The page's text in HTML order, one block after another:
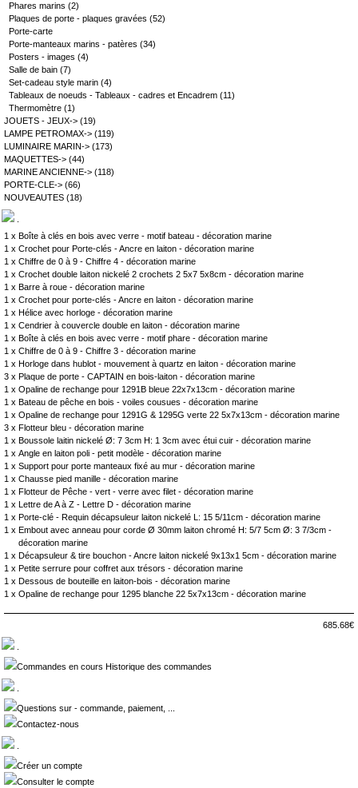
Phares marins (2)
Plaques de porte - plaques gravées (52)
Porte-carte
Porte-manteaux marins - patères (34)
Posters - images (4)
Salle de bain (7)
Set-cadeau style marin (4)
Tableaux de noeuds - Tableaux - cadres et Encadrem (11)
Thermomètre (1)
JOUETS - JEUX-> (19)
LAMPE PETROMAX-> (119)
LUMINAIRE MARIN-> (173)
MAQUETTES-> (44)
MARINE ANCIENNE-> (118)
PORTE-CLE-> (66)
NOUVEAUTES (18)
1 x Boîte à clés en bois avec verre - motif bateau - décoration marine
1 x Crochet pour Porte-clés - Ancre en laiton - décoration marine
1 x Chiffre de 0 à 9 - Chiffre 4 - décoration marine
1 x Crochet double laiton nickelé 2 crochets 2 5x7 5x8cm - décoration marine
1 x Barre à roue - décoration marine
1 x Crochet pour porte-clés - Ancre en laiton - décoration marine
1 x Hélice avec horloge - décoration marine
1 x Cendrier à couvercle double en laiton - décoration marine
1 x Boîte à clés en bois avec verre - motif phare - décoration marine
1 x Chiffre de 0 à 9 - Chiffre 3 - décoration marine
1 x Horloge dans hublot - mouvement à quartz en laiton - décoration marine
3 x Plaque de porte - CAPTAIN en bois-laiton - décoration marine
1 x Opaline de rechange pour 1291B bleue 22x7x13cm - décoration marine
1 x Bateau de pêche en bois - voiles cousues - décoration marine
1 x Opaline de rechange pour 1291G & 1295G verte 22 5x7x13cm - décoration marine
3 x Flotteur bleu - décoration marine
1 x Boussole laitin nickelé Ø: 7 3cm H: 1 3cm avec étui cuir - décoration marine
1 x Angle en laiton poli - petit modèle - décoration marine
1 x Support pour porte manteaux fixé au mur - décoration marine
1 x Chausse pied manille - décoration marine
1 x Flotteur de Pêche - vert - verre avec filet - décoration marine
1 x
Lettre de A à Z - Lettre D - décoration marine
1 x Porte-clé - Requin décapsuleur laiton nickelé L: 15 5/11cm - décoration marine
1 x Embout avec anneau pour corde Ø 30mm laiton chromé H: 5/7 5cm Ø: 3 7/3cm -
décoration marine
1 x Décapsuleur & tire bouchon - Ancre laiton nickelé 9x13x1 5cm - décoration marine
1 x Petite serrure pour coffret aux trésors - décoration marine
1 x Dessous de bouteille en laiton-bois - décoration marine
1 x Opaline de rechange pour 1295 blanche 22 5x7x13cm - décoration marine
685.68€
Commandes en cours Historique des commandes
Questions sur - commande, paiement, ...
Contactez-nous
Créer un compte
Consulter le compte